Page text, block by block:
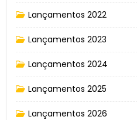
Lançamentos 2022
Lançamentos 2023
Lançamentos 2024
Lançamentos 2025
Lançamentos 2026